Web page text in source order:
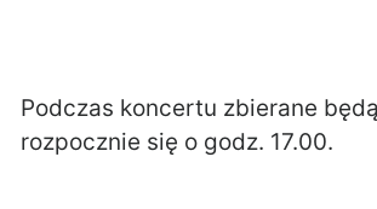
Podczas koncertu zbierane
rozpocznie się o godz. 17.00.